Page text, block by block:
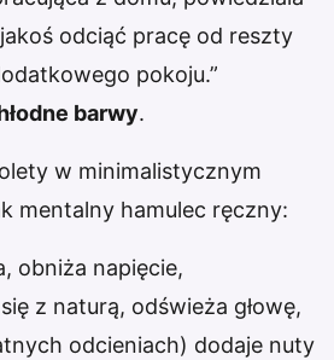
odciąć pracę od reszty
pokoju.”
barwy.
w minimalistycznym
mentalny hamulec ręczny:
obniża napięcie,
z naturą, odświeża głowę,
odcieniach) dodaje nuty